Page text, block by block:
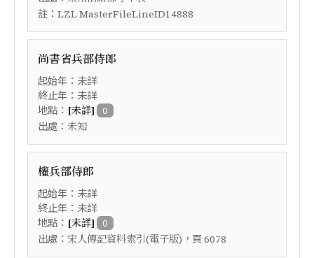
註： LZL MasterFileLineID14888
尚書省兵部侍郎
起始年：未詳
終止年：未詳
地點： [未詳] 0
出處： 未知
權兵部侍郎
起始年：未詳
終止年：未詳
地點： [未詳] 0
出處： 宋人傳記資料索引(電子版) ，頁 6078